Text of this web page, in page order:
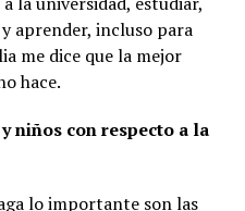
aprender, incluso para
me dice que la mejor
hace.
niños con respecto a la
lo importante son las